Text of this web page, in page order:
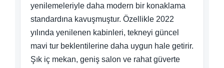
yenilemeleriyle daha modern bir konaklama
standardına kavuşmuştur. Özellikle 2022
yılında yenilenen kabinleri, tekneyi güncel
mavi tur beklentilerine daha uygun hale getirir.
Şık iç mekan, geniş salon ve rahat güverte